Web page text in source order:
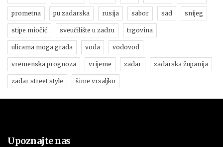
prometna pu zadarska rusija sabor sad snijeg
stipe miočić sveučilište u zadru trgovina
ulicama moga grada voda vodovod
vremenska prognoza vrijeme zadar zadarska županija
zadar street style šime vrsaljko
Upoznajte nas